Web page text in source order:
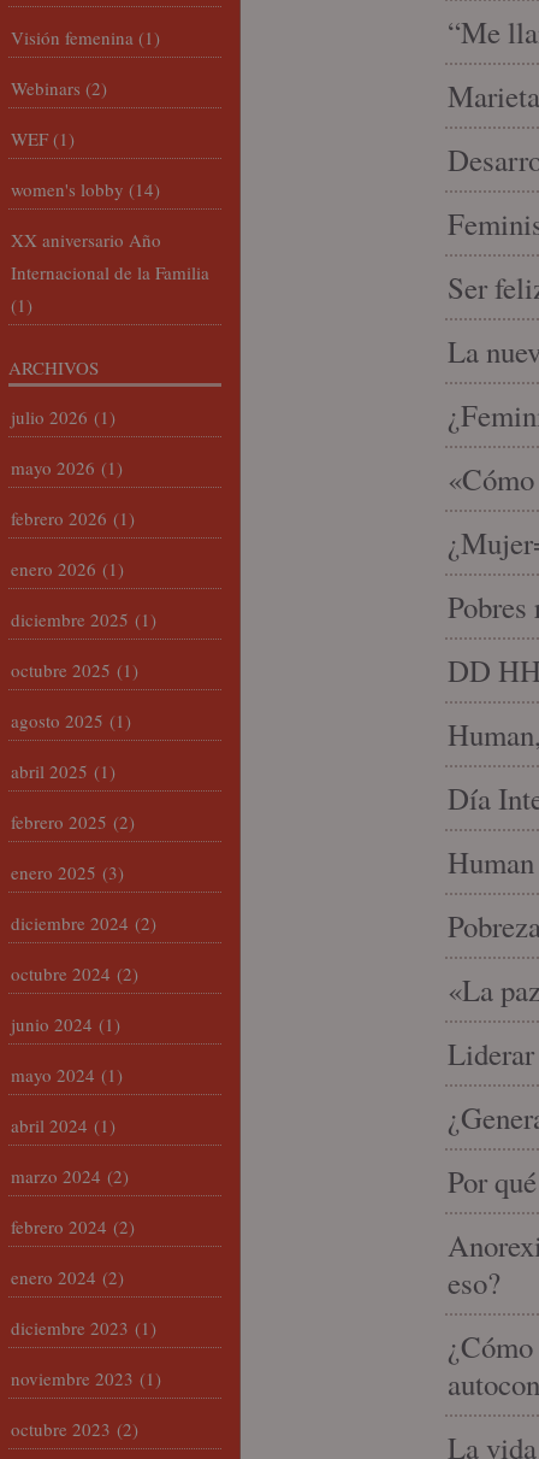
“Me
Ser
La
DD
Día
«La
Liderar
Por
eso?
La
Visión femenina (1)
Webinars (2)
WEF (1)
women's lobby (14)
XX aniversario Año
Internacional de la Familia
(1)
ARCHIVOS
julio 2026 (1)
mayo 2026 (1)
febrero 2026 (1)
enero 2026 (1)
diciembre 2025 (1)
octubre 2025 (1)
agosto 2025 (1)
abril 2025 (1)
febrero 2025 (2)
enero 2025 (3)
diciembre 2024 (2)
octubre 2024 (2)
junio 2024 (1)
mayo 2024 (1)
abril 2024 (1)
marzo 2024 (2)
febrero 2024 (2)
enero 2024 (2)
diciembre 2023 (1)
noviembre 2023 (1)
octubre 2023 (2)